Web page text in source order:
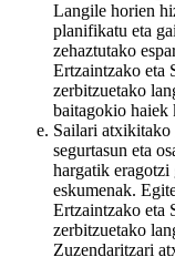
Langile horien
planifikatu eta
zehaztutako
Ertzaintzako eta
zerbitzuetako
baitagokio haiek
Sailari atxikitako
segurtasun eta
hargatik eragotzi
eskumenak.
Ertzaintzako eta
zerbitzuetako
Zuzendaritzari